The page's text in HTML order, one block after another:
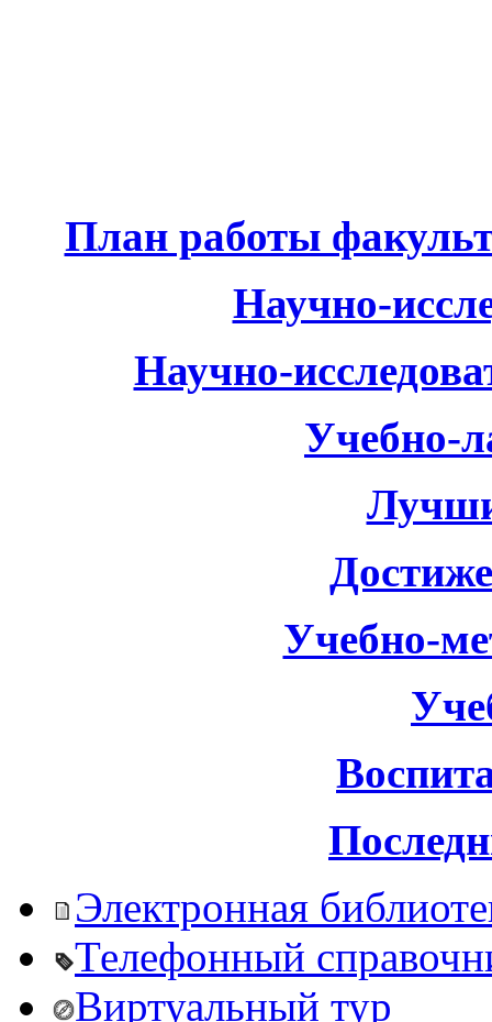
План работы
Научно-
Научно-
Учебно-
Учебно-
Электронная
Телефонный
Виртуальный тур